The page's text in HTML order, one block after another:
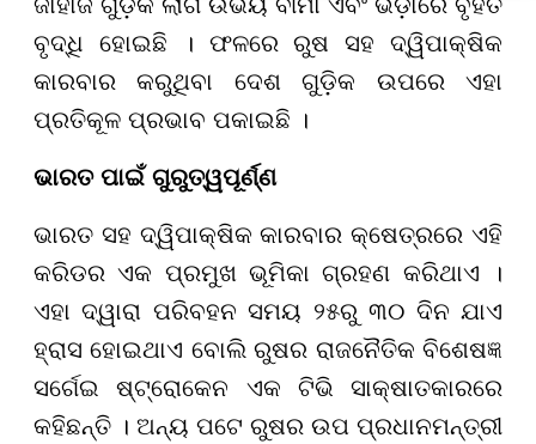
ବୃଦ୍ଧି ହୋଇଛି । ଫଳରେ ରୁଷ ସହ ଦ୍ୱିପାକ୍ଷିକ
କାରବାର କରୁଥିବା ଦେଶ ଗୁଡ଼ିକ ଉପରେ ଏହା
ପ୍ରତିକୂଳ ପ୍ରଭାବ ପକାଇଛି ।
ଭାରତ ପାଇଁ ଗୁରୁତ୍ୱପୂର୍ଣ୍ଣ
ଭାରତ ସହ ଦ୍ୱିପାକ୍ଷିକ କାରବାର କ୍ଷେତ୍ରରେ ଏହି
କରିଡର ଏକ ପ୍ରମୁଖ ଭୂମିକା ଗ୍ରହଣ କରିଥାଏ ।
ଏହା ଦ୍ୱାରା ପରିବହନ ସମୟ ୨୫ରୁ ୩୦ ଦିନ ଯାଏ
ହ୍ରାସ ହୋଇଥାଏ ବୋଲି ରୁଷର ରାଜନୈତିକ ବିଶେଷଜ୍ଞ
ସର୍ଗେଇ ଷ୍ଟ୍ରୋକେନ ଏକ ଟିଭି ସାକ୍ଷାତକାରରେ
କହିଛନ୍ତି । ଅନ୍ୟ ପଟେ ରୁଷର ଉପ ପ୍ରଧାନମନ୍ତ୍ରୀ